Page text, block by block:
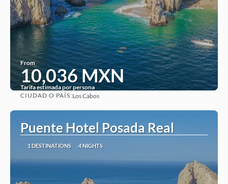
From
10,036 MXN
Tarifa estimada por persona
CIUDAD O PAÍS:Los Cabos
Puente Hotel Posada Real
1 DESTINATIONS 4 NIGHTS